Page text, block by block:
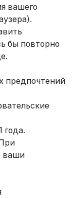
вашего
бы повторно
предпочтений
года.
ваши